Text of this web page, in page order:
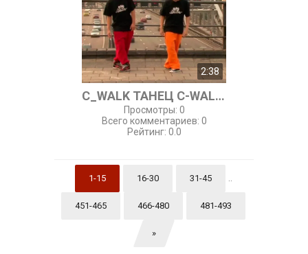
2:38
C_WALK ТАНЕЦ C-WALK ОСНОВА ДВИЖЕНИЕ V
Просмотры: 0
Всего комментариев: 0
Рейтинг: 0.0
1-15 16-30 31-45
451-465 466-480 481-493
»